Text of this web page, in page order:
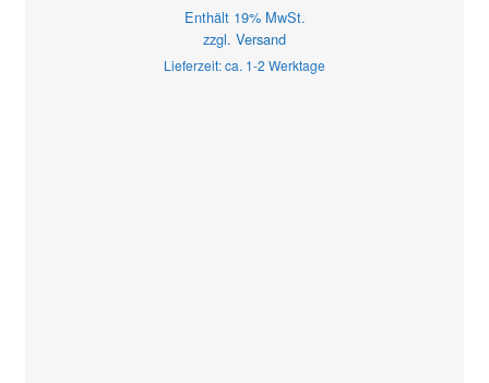
Enthält 19% MwSt.
zzgl. Versand
Lieferzeit: ca. 1-2 Werktage